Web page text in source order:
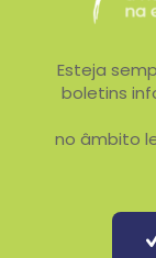
Esteja
boletins
no âmbito